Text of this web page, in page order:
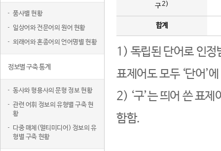
품사별 현황
일상어와 전문어의 원어 현황
외래어와 혼종어의 언어명별 현황
정보별 구축 통계
동사와 형용사의 문형 정보 현황
관련 어휘 정보의 유형별 구축 현
황
다중 매체(멀티미디어) 정보의 유
형별 구축 현황
구2)
합계
1) 독립된 단어로 인정
표제어도 모두 ‘단어’
2) ‘구’는 띄어 쓴 표
함함.